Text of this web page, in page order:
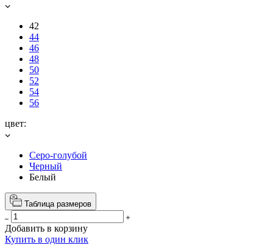
42
44
46
48
50
52
54
56
цвет:
Серо-голубой
Черный
Белый
Таблица размеров
Добавить в корзину
Купить в один клик